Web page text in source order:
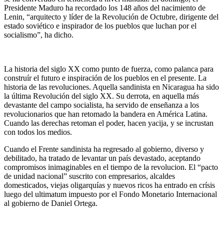
Presidente Maduro ha recordado los 148 años del nacimiento de
Lenin, “arquitecto y líder de la Revolución de Octubre, dirigente del
estado soviético e inspirador de los pueblos que luchan por el
socialismo”, ha dicho.
La historia del siglo XX como punto de fuerza, como palanca para
construír el futuro e inspiración de los pueblos en el presente. La
historia de las revoluciones. Aquella sandinista en Nicaragua ha sido
la última Revolución del siglo XX. Su derrota, en aquella más
devastante del campo socialista, ha servido de enseñanza a los
revolucionarios que han retomado la bandera en América Latina.
Cuando las derechas retoman el poder, hacen yacija, y se incrustan
con todos los medios.
Cuando el Frente sandinista ha regresado al gobierno, diverso y
debilitado, ha tratado de levantar un país devastado, aceptando
compromisos inimaginables en el tiempo de la revolucion. El “pacto
de unidad nacional” suscrito con empresarios, alcaldes
domesticados, viejas oligarquías y nuevos ricos ha entrado en crísis
luego del ultimatum impuesto por el Fondo Monetario Internacional
al gobierno de Daniel Ortega.